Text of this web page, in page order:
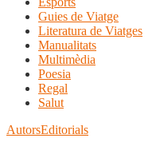
Guies de Viatge
Literatura de Viatges
Manualitats
Multimèdia
Poesia
Regal
Salut
AutorsEditorials